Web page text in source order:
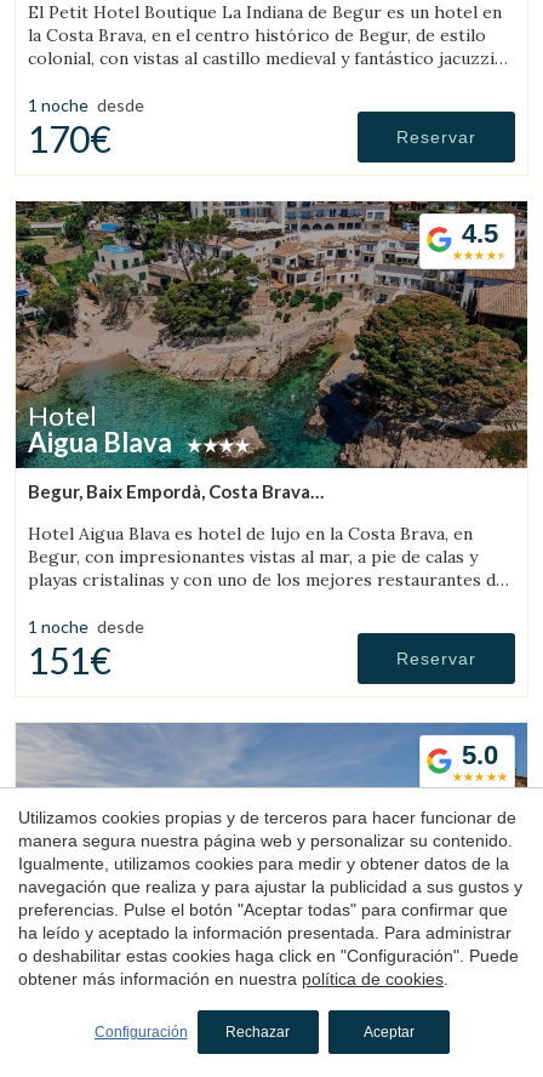
El Petit Hotel Boutique La Indiana de Begur es un hotel en
la Costa Brava, en el centro histórico de Begur, de estilo
colonial, con vistas al castillo medieval y fantástico jacuzzi
1 noche desde
170€ Reservar
4.5
Hotel
Aigua Blava
Begur, Baix Empordà, Costa Brava
Hotel Aigua Blava es hotel de lujo en la Costa Brava, en
Begur, con impresionantes vistas al mar, a pie de calas y
playas cristalinas y con uno de los mejores restaurantes de
1 noche desde
151€ Reservar
5.0
Hotel
Mas Oms
Montnegre, Gironès, Girona
(42.772022292066km de Pau)
El Mas Oms es la perfecta sinergia entre una masía del siglo
Utilizamos cookies propias y de terceros para hacer funcionar de
manera segura nuestra página web y personalizar su contenido.
Igualmente, utilizamos cookies para medir y obtener datos de la
navegación que realiza y para ajustar la publicidad a sus gustos y
preferencias. Pulse el botón "Aceptar todas" para confirmar que
ha leído y aceptado la información presentada. Para administrar
o deshabilitar estas cookies haga click en "Configuración". Puede
obtener más información en nuestra política de cookies
Configuración Rechazar Aceptar
Guardar configuración Aceptar todas